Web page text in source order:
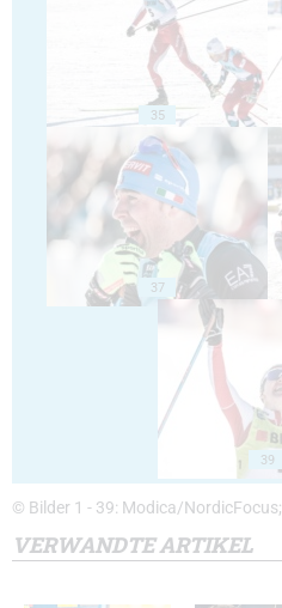
35
37
39
© Bilder 1 - 39: Modica/NordicFocus;
VERWANDTE ARTIKEL